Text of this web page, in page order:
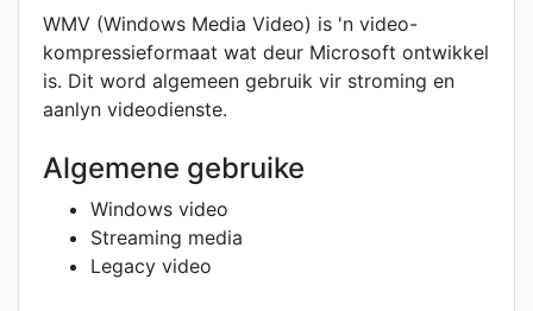
WMV (Windows Media Video) is 'n video-
kompressieformaat wat deur Microsoft ontwikkel
is. Dit word algemeen gebruik vir stroming en
aanlyn videodienste.
Algemene gebruike
Windows video
Streaming media
Legacy video